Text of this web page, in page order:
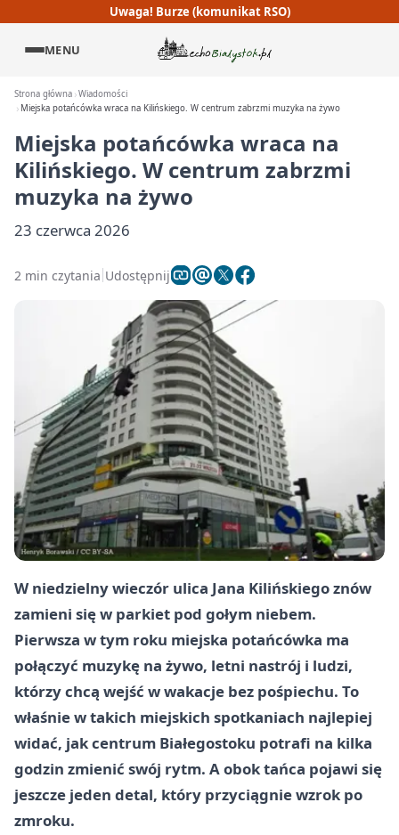
Uwaga! Burze (komunikat RSO)
MENU
Strona główna Wiadomości
Miejska potańcówka wraca na Kilińskiego. W centrum zabrzmi muzyka na żywo
Miejska potańcówka wraca na
Kilińskiego. W centrum zabrzmi
muzyka na żywo
23 czerwca 2026
2 min czytania Udostępnij
W niedzielny wieczór ulica Jana Kilińskiego znów
zamieni się w parkiet pod gołym niebem.
Pierwsza w tym roku miejska potańcówka ma
połączyć muzykę na żywo, letni nastrój i ludzi,
którzy chcą wejść w wakacje bez pośpiechu. To
właśnie w takich miejskich spotkaniach najlepiej
widać, jak centrum Białegostoku potrafi na kilka
godzin zmienić swój rytm. A obok tańca pojawi się
jeszcze jeden detal, który przyciągnie wzrok po
zmroku.